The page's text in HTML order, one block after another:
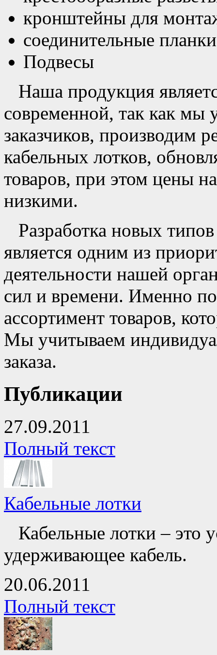
кронштейны для
соединительные
Подвесы
Наша продукция
современной, так как мы
заказчиков, производим
кабельных лотков,
товаров, при этом цены
низкими.
Разработка новых
является одним из
деятельности нашей
сил и времени. Именно
ассортимент товаров,
Мы учитываем
заказа.
Публикации
27.09.2011
Полный текст
Кабельные лотки
Кабельные лотки – это
удерживающее кабель.
20.06.2011
Полный текст